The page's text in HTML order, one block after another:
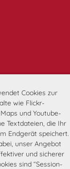
Cookies zur
wie Flickr-
und Youtube-
Textdateien, die Ihr
Endgerät speichert.
unser Angebot
und sicherer
sind “Session-